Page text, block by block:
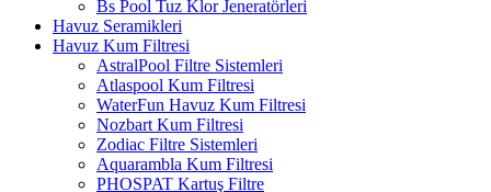
Bs Pool Tuz Klor Jeneratörleri
Havuz Seramikleri
Havuz Kum Filtresi
AstralPool Filtre Sistemleri
Atlaspool Kum Filtresi
WaterFun Havuz Kum Filtresi
Nozbart Kum Filtresi
Zodiac Filtre Sistemleri
Aquarambla Kum Filtresi
PHOSPAT Kartuş Filtre